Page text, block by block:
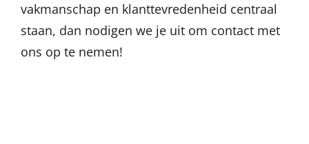
vakmanschap en klanttevredenheid centraal
staan, dan nodigen we je uit om contact met
ons op te nemen!